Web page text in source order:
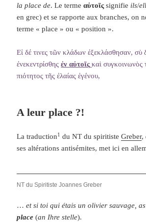
la place de. Le termeαὐτοῖςsignifie ils/
en grec) et se rapporte aux branches, on
terme « place » ou « position ».
Εἰ δέ τινες τῶν κλάδων ἐξεκλάσθησαν, σὺ
ἐνεκεντρίσθηςἐν αὐτοῖς καὶ συγκοινωνὸς
πιότητος τῆς ἐλαίας ἐγένου,
A leur place ?!
La traduction1 du NT du spiritisteGreber,
ses altérations antisémites, met ici en
NT du Spiritiste Joannes Greber
…et si toi qui étais un olivier sauvage,
place (an Ihre stelle).